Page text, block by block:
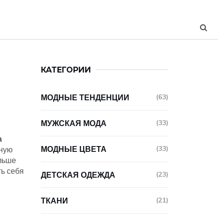
себя
КАТЕГОРИИ
МОДНЫЕ ТЕНДЕНЦИИ (63)
МУЖСКАЯ МОДА (33)
МОДНЫЕ ЦВЕТА (33)
ДЕТСКАЯ ОДЕЖДА (23)
ТКАНИ (21)